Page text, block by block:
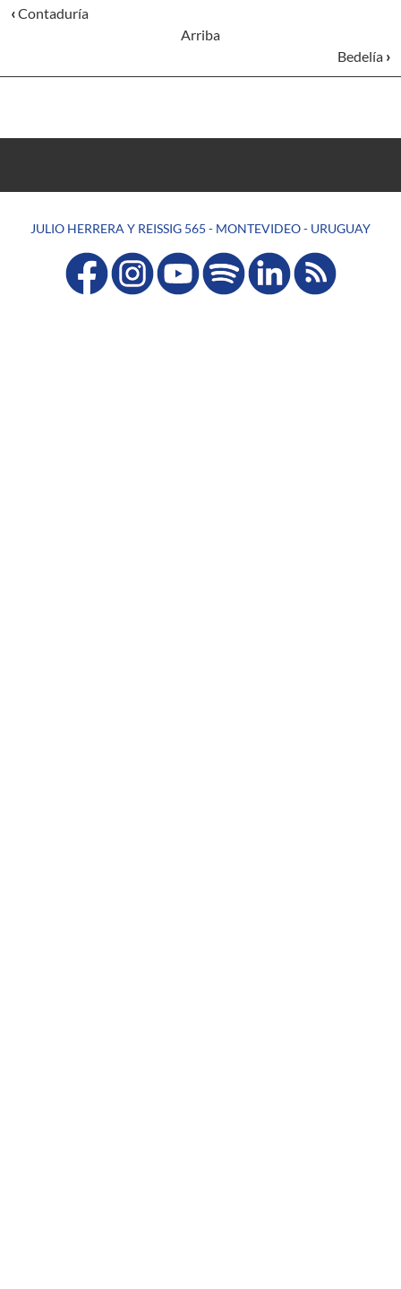
‹Contaduría
Arriba
Bedelía ›
JULIO HERRERA Y REISSIG 565 - MONTEVIDEO - URUGUAY